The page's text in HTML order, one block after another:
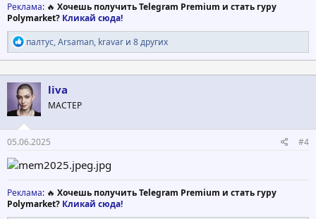
Реклама: 🔥 Хочешь получить Telegram Premium и стать гуру
Polymarket? Кликай сюда!
Р
е
а
к
ц
и
и
:
палтус,Arsaman, kravar и 8 других
liva
МАСТЕР
05.06.2025 #4
Реклама: 🔥 Хочешь получить Telegram Premium и стать гуру
Polymarket? Кликай сюда!